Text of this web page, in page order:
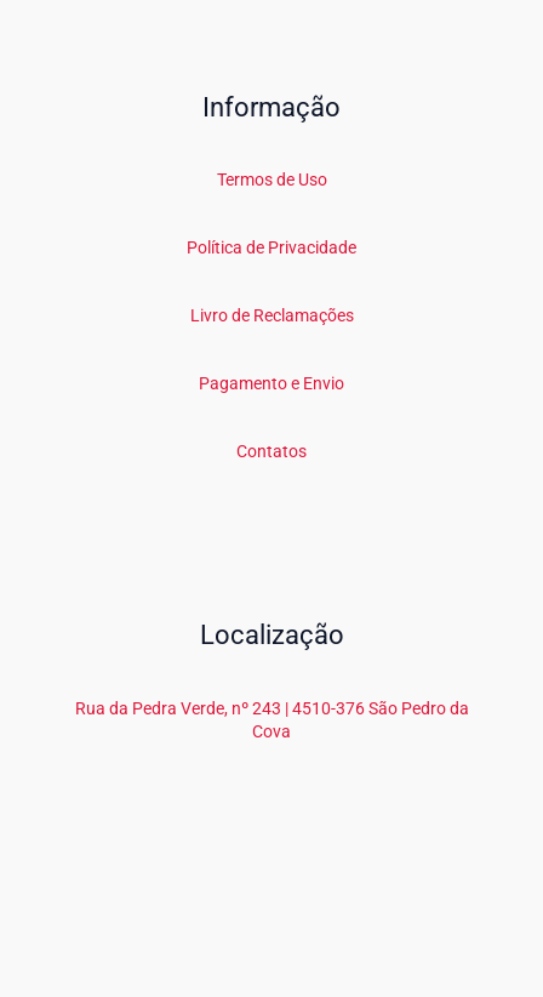
Informação
Termos de Uso
Política de Privacidade
Livro de Reclamações
Pagamento e Envio
Contatos
Localização
Rua da Pedra Verde, nº 243 | 4510-376 São Pedro da
Cova